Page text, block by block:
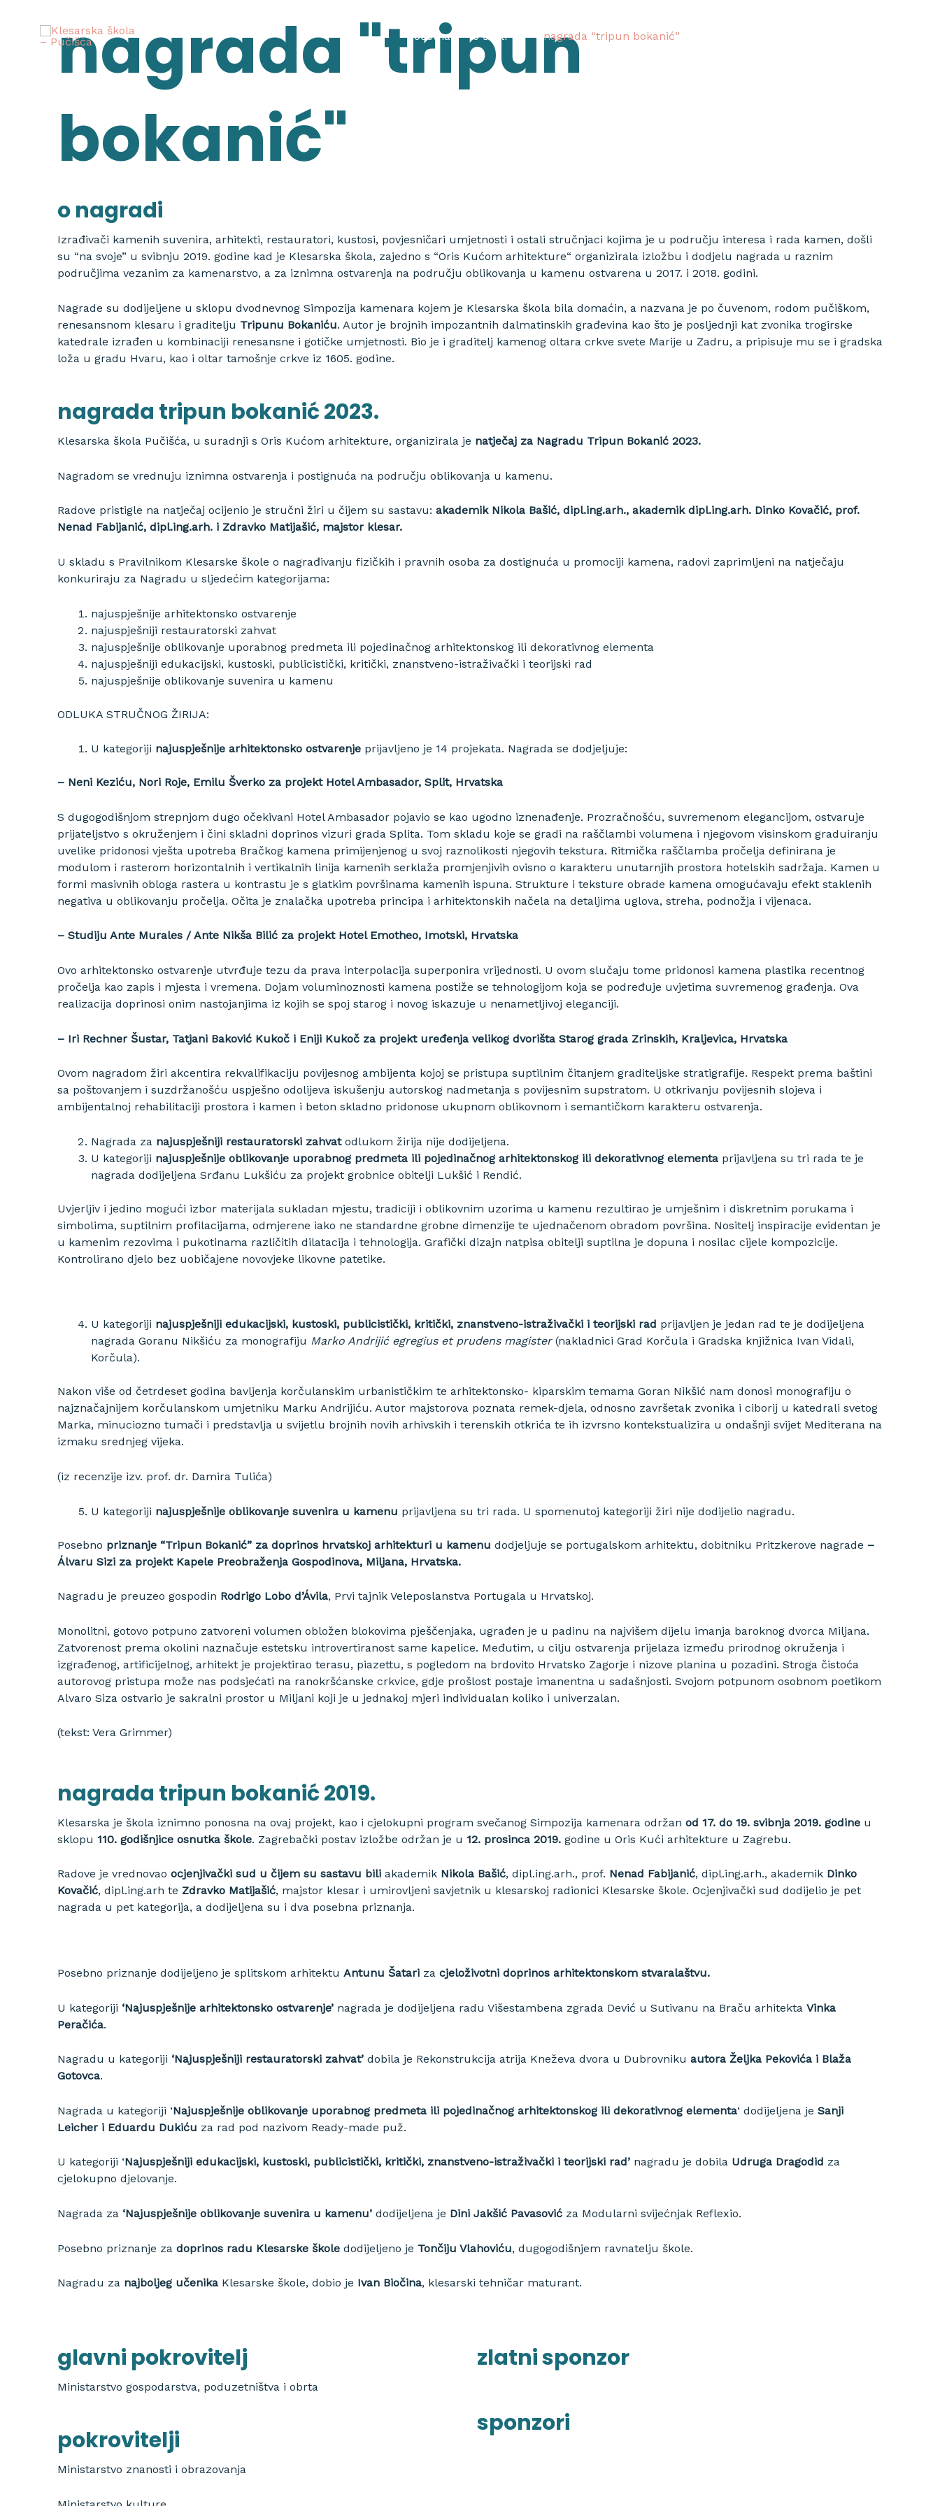
content
početna o školi nagrada “tripun bokanić”
nagrada "tripun
bokanić"
o nagradi
Izrađivači kamenih suvenira, arhitekti, restauratori, kustosi, povjesničari umjetnosti i ostali stručnjaci kojima je u području interesa i rada kamen, došli
su “na svoje” u svibnju 2019. godine kad je Klesarska škola, zajedno s “Oris Kućom arhitekture“ organizirala izložbu i dodjelu nagrada u raznim
područjima vezanim za kamenarstvo, a za iznimna ostvarenja na području oblikovanja u kamenu ostvarena u 2017. i 2018. godini.
Nagrade su dodijeljene u sklopu dvodnevnog Simpozija kamenara kojem je Klesarska škola bila domaćin, a nazvana je po čuvenom, rodom pučiškom,
renesansnom klesaru i graditelju Tripunu Bokaniću. Autor je brojnih impozantnih dalmatinskih građevina kao što je posljednji kat zvonika trogirske
katedrale izrađen u kombinaciji renesansne i gotičke umjetnosti. Bio je i graditelj kamenog oltara crkve svete Marije u Zadru, a pripisuje mu se i gradska
loža u gradu Hvaru, kao i oltar tamošnje crkve iz 1605. godine.
nagrada tripun bokanić 2023.
Klesarska škola Pučišća, u suradnji s Oris Kućom arhitekture, organizirala je natječaj za Nagradu Tripun Bokanić 2023.
Nagradom se vrednuju iznimna ostvarenja i postignuća na području oblikovanja u kamenu.
Radove pristigle na natječaj ocijenio je stručni žiri u čijem su sastavu: akademik Nikola Bašić, dipl.ing.arh., akademik dipl.ing.arh. Dinko Kovačić, prof.
Nenad Fabijanić, dipl.ing.arh. i Zdravko Matijašić, majstor klesar.
U skladu s Pravilnikom Klesarske škole o nagrađivanju fizičkih i pravnih osoba za dostignuća u promociji kamena, radovi zaprimljeni na natječaju
konkuriraju za Nagradu u sljedećim kategorijama:
najuspješnije arhitektonsko ostvarenje
najuspješniji restauratorski zahvat
najuspješnije oblikovanje uporabnog predmeta ili pojedinačnog arhitektonskog ili dekorativnog elementa
najuspješniji edukacijski, kustoski, publicistički, kritički, znanstveno-istraživački i teorijski rad
najuspješnije oblikovanje suvenira u kamenu
ODLUKA STRUČNOG ŽIRIJA:
U kategoriji najuspješnije arhitektonsko ostvarenje prijavljeno je 14 projekata. Nagrada se dodjeljuje:
– Neni Keziću, Nori Roje, Emilu Šverko za projekt Hotel Ambasador, Split, Hrvatska
S dugogodišnjom strepnjom dugo očekivani Hotel Ambasador pojavio se kao ugodno iznenađenje. Prozračnošću, suvremenom elegancijom, ostvaruje
prijateljstvo s okruženjem i čini skladni doprinos vizuri grada Splita. Tom skladu koje se gradi na raščlambi volumena i njegovom visinskom graduiranju
uvelike pridonosi vješta upotreba Bračkog kamena primijenjenog u svoj raznolikosti njegovih tekstura. Ritmička raščlamba pročelja definirana je
modulom i rasterom horizontalnih i vertikalnih linija kamenih serklaža promjenjivih ovisno o karakteru unutarnjih prostora hotelskih sadržaja. Kamen u
formi masivnih obloga rastera u kontrastu je s glatkim površinama kamenih ispuna. Strukture i teksture obrade kamena omogućavaju efekt staklenih
negativa u oblikovanju pročelja. Očita je znalačka upotreba principa i arhitektonskih načela na detaljima uglova, streha, podnožja i vijenaca.
– Studiju Ante Murales / Ante Nikša Bilić za projekt Hotel Emotheo, Imotski, Hrvatska
Ovo arhitektonsko ostvarenje utvrđuje tezu da prava interpolacija superponira vrijednosti. U ovom slučaju tome pridonosi kamena plastika recentnog
pročelja kao zapis i mjesta i vremena. Dojam voluminoznosti kamena postiže se tehnologijom koja se podređuje uvjetima suvremenog građenja. Ova
realizacija doprinosi onim nastojanjima iz kojih se spoj starog i novog iskazuje u nenametljivoj eleganciji.
– Iri Rechner Šustar, Tatjani Baković Kukoč i Eniji Kukoč za projekt uređenja velikog dvorišta Starog grada Zrinskih, Kraljevica, Hrvatska
Ovom nagradom žiri akcentira rekvalifikaciju povijesnog ambijenta kojoj se pristupa suptilnim čitanjem graditeljske stratigrafije. Respekt prema baštini
sa poštovanjem i suzdržanošću uspješno odolijeva iskušenju autorskog nadmetanja s povijesnim supstratom. U otkrivanju povijesnih slojeva i
ambijentalnoj rehabilitaciji prostora i kamen i beton skladno pridonose ukupnom oblikovnom i semantičkom karakteru ostvarenja.
Nagrada za najuspješniji restauratorski zahvatodlukom žirija nije dodijeljena.
U kategoriji najuspješnije oblikovanje uporabnog predmeta ili pojedinačnog arhitektonskog ili dekorativnog elementa prijavljena su tri rada te je
nagrada dodijeljena Srđanu Lukšiću za projekt grobnice obitelji Lukšić i Rendić.
Uvjerljiv i jedino mogući izbor materijala sukladan mjestu, tradiciji i oblikovnim uzorima u kamenu rezultirao je umješnim i diskretnim porukama i
simbolima, suptilnim profilacijama, odmjerene iako ne standardne grobne dimenzije te ujednačenom obradom površina. Nositelj inspiracije evidentan je
u kamenim rezovima i pukotinama različitih dilatacija i tehnologija. Grafički dizajn natpisa obitelji suptilna je dopuna i nosilac cijele kompozicije.
Kontrolirano djelo bez uobičajene novovjeke likovne patetike.
U kategoriji najuspješniji edukacijski, kustoski, publicistički, kritički, znanstveno-istraživački i teorijski rad prijavljen je jedan rad te je dodijeljena
nagrada Goranu Nikšiću za monografiju Marko Andrijić egregius et prudens magister(nakladnici Grad Korčula i Gradska knjižnica Ivan Vidali,
Korčula).
Nakon više od četrdeset godina bavljenja korčulanskim urbanističkim te arhitektonsko- kiparskim temama Goran Nikšić nam donosi monografiju o
najznačajnijem korčulanskom umjetniku Marku Andrijiću. Autor majstorova poznata remek-djela, odnosno završetak zvonika i ciborij u katedrali svetog
Marka, minuciozno tumači i predstavlja u svijetlu brojnih novih arhivskih i terenskih otkrića te ih izvrsno kontekstualizira u ondašnji svijet Mediterana na
izmaku srednjeg vijeka.
(iz recenzije izv. prof. dr. Damira Tulića)
U kategoriji najuspješnije oblikovanje suvenira u kamenu prijavljena su tri rada. U spomenutoj kategoriji žiri nije dodijelio nagradu.
Posebno priznanje “Tripun Bokanić” za doprinos hrvatskoj arhitekturi u kamenu dodjeljuje se portugalskom arhitektu, dobitniku Pritzkerove nagrade –
Álvaru Sizi za projekt Kapele Preobraženja Gospodinova, Miljana, Hrvatska.
Nagradu je preuzeo gospodin Rodrigo Lobo d’Ávila, Prvi tajnik Veleposlanstva Portugala u Hrvatskoj.
Monolitni, gotovo potpuno zatvoreni volumen obložen blokovima pješčenjaka, ugrađen je u padinu na najvišem dijelu imanja baroknog dvorca Miljana.
Zatvorenost prema okolini naznačuje estetsku introvertiranost same kapelice. Međutim, u cilju ostvarenja prijelaza između prirodnog okruženja i
izgrađenog, artificijelnog, arhitekt je projektirao terasu, piazettu, s pogledom na brdovito Hrvatsko Zagorje i nizove planina u pozadini. Stroga čistoća
autorovog pristupa može nas podsjećati na ranokršćanske crkvice, gdje prošlost postaje imanentna u sadašnjosti. Svojom potpunom osobnom poetikom
Alvaro Siza ostvario je sakralni prostor u Miljani koji je u jednakoj mjeri individualan koliko i univerzalan.
(tekst: Vera Grimmer)
nagrada tripun bokanić 2019.
Klesarska je škola iznimno ponosna na ovaj projekt, kao i cjelokupni program svečanog Simpozija kamenara održan od 17. do 19. svibnja 2019. godine u
sklopu 110. godišnjice osnutka škole. Zagrebački postav izložbe održan je u 12. prosinca 2019. godine u Oris Kući arhitekture u Zagrebu.
Radove je vrednovao ocjenjivački sud u čijem su sastavu bili akademik Nikola Bašić, dipl.ing.arh., prof. Nenad Fabijanić, dipl.ing.arh., akademik Dinko
Kovačić, dipl.ing.arh te Zdravko Matijašić, majstor klesar i umirovljeni savjetnik u klesarskoj radionici Klesarske škole. Ocjenjivački sud dodijelio je pet
nagrada u pet kategorija, a dodijeljena su i dva posebna priznanja.
Posebno priznanje dodijeljeno je splitskom arhitektu Antunu Šatari za cjeloživotni doprinos arhitektonskom stvaralaštvu.
U kategoriji ‘Najuspješnije arhitektonsko ostvarenje’ nagrada je dodijeljena radu Višestambena zgrada Dević u Sutivanu na Braču arhitekta Vinka
Peračića.
Nagradu u kategoriji ‘Najuspješniji restauratorski zahvat’ dobila je Rekonstrukcija atrija Kneževa dvora u Dubrovniku autora Željka Pekovića i Blaža
Gotovca.
Nagrada u kategoriji ‘Najuspješnije oblikovanje uporabnog predmeta ili pojedinačnog arhitektonskog ili dekorativnog elementa‘ dodijeljena je Sanji
Leicher i Eduardu Dukiću za rad pod nazivom Ready-made puž.
U kategoriji ‘Najuspješniji edukacijski, kustoski, publicistički, kritički, znanstveno-istraživački i teorijski rad’ nagradu je dobila Udruga Dragodid za
cjelokupno djelovanje.
Nagrada za ‘Najuspješnije oblikovanje suvenira u kamenu’ dodijeljena je Dini Jakšić Pavasović za Modularni svijećnjak Reflexio.
Posebno priznanje za doprinos radu Klesarske škole dodijeljeno je Tončiju Vlahoviću, dugogodišnjem ravnatelju škole.
Nagradu za najboljeg učenika Klesarske škole, dobio je Ivan Biočina, klesarski tehničar maturant.
glavni pokrovitelj
Ministarstvo gospodarstva, poduzetništva i obrta
pokrovitelji
Ministarstvo znanosti i obrazovanja
zlatni sponzor
sponzori